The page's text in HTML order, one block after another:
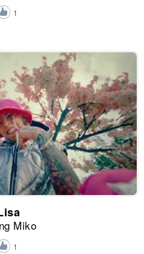
1
Miko
1